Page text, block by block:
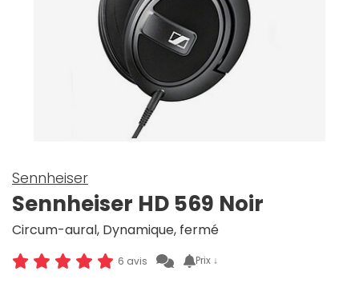
Sennheiser
Sennheiser HD 569 Noir
Circum-aural, Dynamique, fermé
6 avis Prix ↓